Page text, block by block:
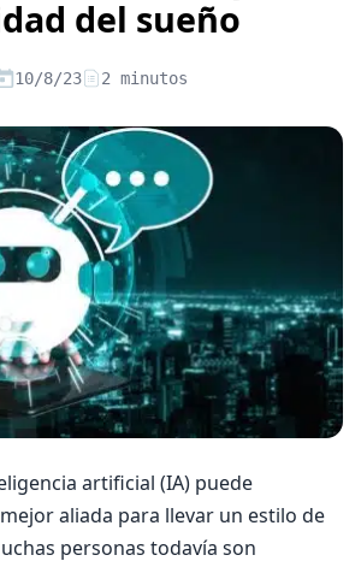
de Decesos
del sueño
10/8/23 2 minutos
artificial (IA) puede
aliada para llevar un estilo de
personas todavía son